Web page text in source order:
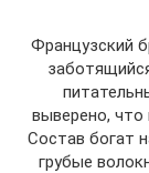
Французский
выверено,
Состав богат
грубые